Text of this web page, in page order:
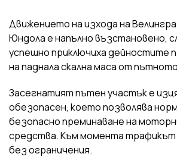
Движението на изхода на
Юндола е напълно възстановено,
успешно приключиха дейностите
на паднала скална маса от
Засегнатият пътен участък е
обезопасен, което позволява
безопасно преминаване на
средства. Към момента
без ограничения.